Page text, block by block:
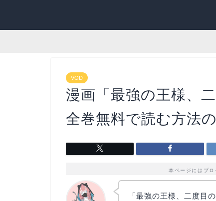
VOD
漫画「最強の王様、
全巻無料で読む方法
本ページにはプ
「最強の王様、二度目